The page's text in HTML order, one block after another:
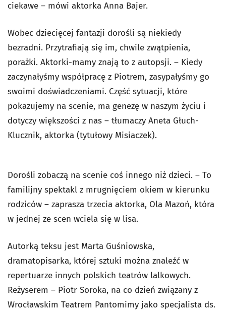
ciekawe – mówi aktorka Anna Bajer.
Wobec dziecięcej fantazji dorośli są niekiedy
bezradni. Przytrafiają się im, chwile zwątpienia,
porażki. Aktorki-mamy znają to z autopsji. – Kiedy
zaczynałyśmy współpracę z Piotrem, zasypałyśmy go
swoimi doświadczeniami. Część sytuacji, które
pokazujemy na scenie, ma genezę w naszym życiu i
dotyczy większości z nas – tłumaczy Aneta Głuch-
Klucznik, aktorka (tytułowy Misiaczek).
Dorośli zobaczą na scenie coś innego niż dzieci. – To
familijny spektakl z mrugnięciem okiem w kierunku
rodziców – zaprasza trzecia aktorka, Ola Mazoń, która
w jednej ze scen wciela się w lisa.
Autorką teksu jest Marta Guśniowska,
dramatopisarka, której sztuki można znaleźć w
repertuarze innych polskich teatrów lalkowych.
Reżyserem – Piotr Soroka, na co dzień związany z
Wrocławskim Teatrem Pantomimy jako specjalista ds.